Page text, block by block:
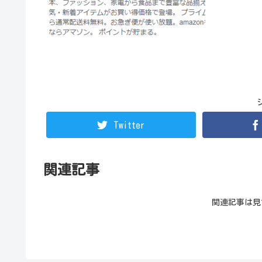
Twitter
関連記事
関連記事は